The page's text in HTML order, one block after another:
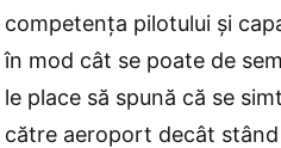
competența pilotului și
în mod cât se poate de
le place să spună că se
către aeroport decât